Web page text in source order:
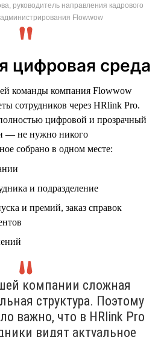
руководитель направления кадрового
администрирования Flowwow
цифровая среда
команды компания Flowwow
сотрудников через HRlink Pro.
цифровой и прозрачный
— не нужно никого
собрано в одном месте:
и подразделение
и премий, заказ справок
компании сложная
структура. Поэтому
важно, что в HRlink Pro
видят актуальное